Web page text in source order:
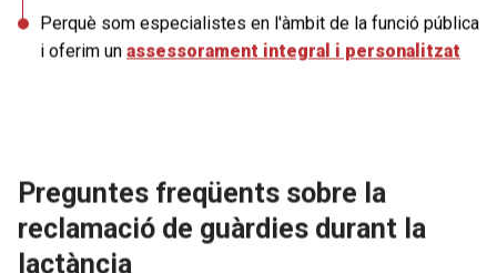
Perquè som especialistes en l'àmbit de la funció pública
i oferim un assessorament integral i personalitzat
Preguntes freqüents sobre la
reclamació de guàrdies durant la
lactància